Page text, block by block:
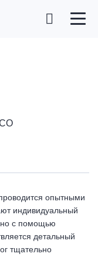
опытными
индивидуальный
с помощью
детальный
тщательно